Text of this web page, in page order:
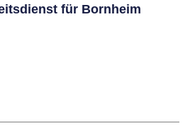
für Bornheim